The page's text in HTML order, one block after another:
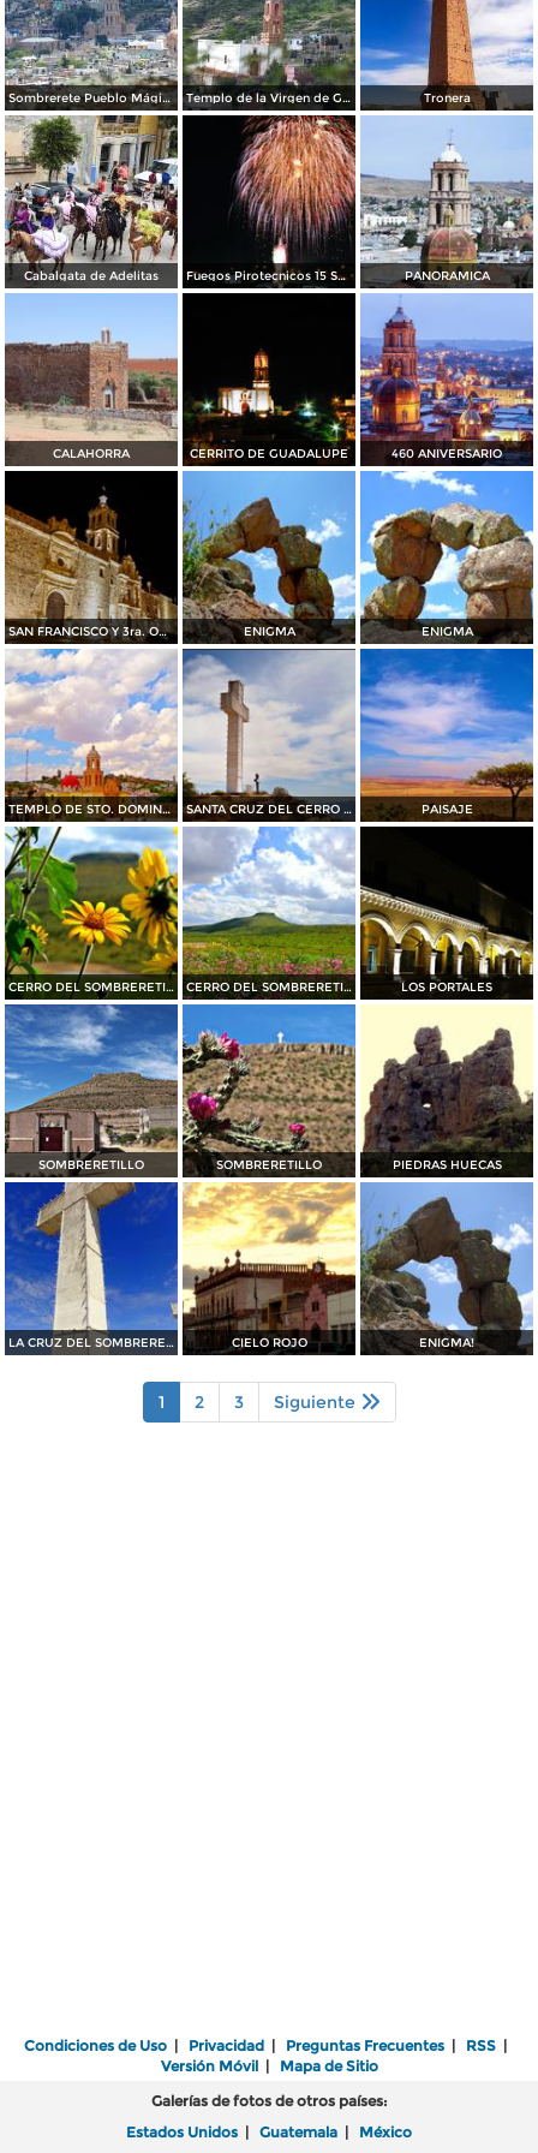
Sombrerete Pueblo Mágico Templo de la Virgen de Guadalupe Tronera
Cabalgata de Adelitas Fuegos Pirotecnicos 15 Septiembre, en Sombrerete. PANORAMICA
CALAHORRA CERRITO DE GUADALUPE 460 ANIVERSARIO
SAN FRANCISCO Y 3ra. ORDEN ENIGMA ENIGMA
TEMPLO DE STO. DOMINGO. SANTA CRUZ DEL CERRO DEL SOMBRERETILLO PAISAJE
CERRO DEL SOMBRERETILLO CERRO DEL SOMBRERETILLO LOS PORTALES
SOMBRERETILLO SOMBRERETILLO PIEDRAS HUECAS
LA CRUZ DEL SOMBRERETILLO CIELO ROJO ENIGMA!
1 2 3 Siguiente
Condiciones de Uso | Privacidad | Preguntas Frecuentes | RSS |
Versión Móvil| Mapa de Sitio
Galerías de fotos de otros países:
Estados Unidos | Guatemala | México